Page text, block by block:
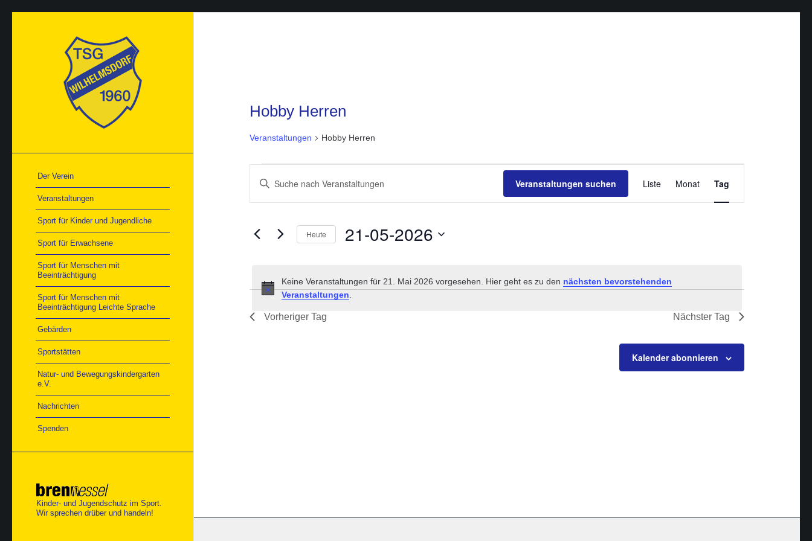
Der Verein
Veranstaltungen
Sport für Kinder und Jugendliche
Sport für Erwachsene
Sport für Menschen mit
Beeinträchtigung
Sport für Menschen mit
Beeinträchtigung Leichte Sprache
Gebärden
Sportstätten
Natur- und Bewegungskindergarten
e.V.
Nachrichten
Spenden
Kinder- und Jugendschutz im Sport.
Wir sprechen drüber und handeln!
Hobby Herren
Veranstaltungen Hobby Herren
für
Mai
Keine Veranstaltungen für 21. Mai 2026 vorgesehen. Hier geht es zu den nächsten bevorstehenden
Veranstaltungen
Suche
Ansichten,
Bitte
Schlüsselwort
eingeben.
nach
Veranstaltungen
Veranstaltungen suchen
Ansichten-
Liste Monat Tag
Heute 21-05-2026
Vorheriger Tag Nächster Tag
Kalender abonnieren